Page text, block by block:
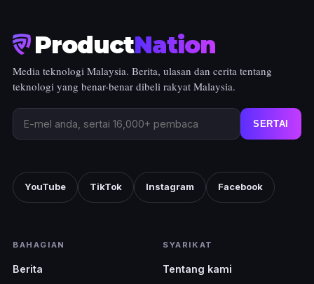
ProductNation
Media teknologi Malaysia. Berita, ulasan dan cerita tentang
teknologi yang benar-benar dibeli rakyat Malaysia.
SERTAI
YouTube TikTok Instagram Facebook
BAHAGIAN
Berita
SYARIKAT
Tentang kami